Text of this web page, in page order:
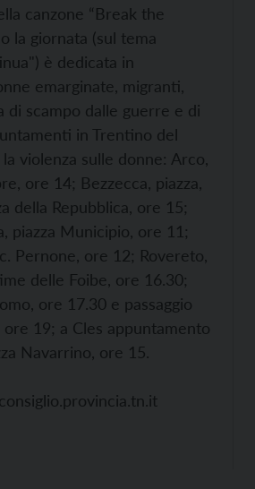
canzone “Break the
la giornata (sul tema
è dedicata in
emarginate, migranti,
di scampo dalle guerre e di
in Trentino del
violenza sulle donne: Arco,
ore 14; Bezzecca, piazza,
della Repubblica, ore 15;
piazza Municipio, ore 11;
Pernone, ore 12; Rovereto,
delle Foibe, ore 16.30;
ore 17.30 e passaggio
19; a Cles appuntamento
Navarrino, ore 15.